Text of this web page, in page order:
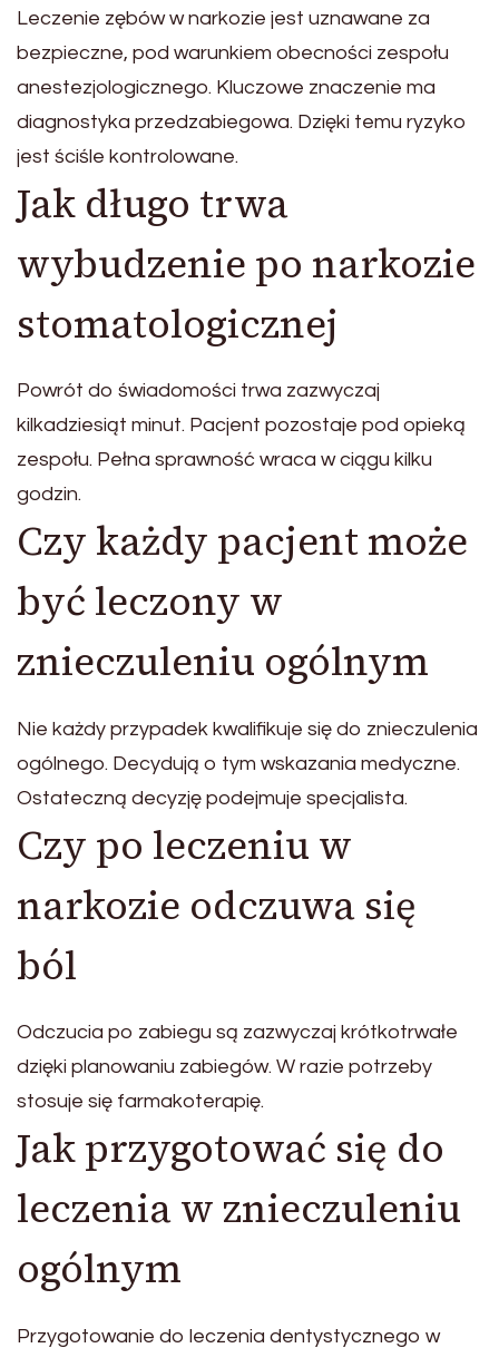
Leczenie zębów w narkozie jest uznawane za
bezpieczne, pod warunkiem obecności zespołu
anestezjologicznego. Kluczowe znaczenie ma
diagnostyka przedzabiegowa. Dzięki temu ryzyko
jest ściśle kontrolowane.
Jak długo trwa
wybudzenie po narkozie
stomatologicznej
Powrót do świadomości trwa zazwyczaj
kilkadziesiąt minut. Pacjent pozostaje pod opieką
zespołu. Pełna sprawność wraca w ciągu kilku
godzin.
Czy każdy pacjent może
być leczony w
znieczuleniu ogólnym
Nie każdy przypadek kwalifikuje się do znieczulenia
ogólnego. Decydują o tym wskazania medyczne.
Ostateczną decyzję podejmuje specjalista.
Czy po leczeniu w
narkozie odczuwa się
ból
Odczucia po zabiegu są zazwyczaj krótkotrwałe
dzięki planowaniu zabiegów. W razie potrzeby
stosuje się farmakoterapię.
Jak przygotować się do
leczenia w znieczuleniu
ogólnym
Przygotowanie do leczenia dentystycznego w